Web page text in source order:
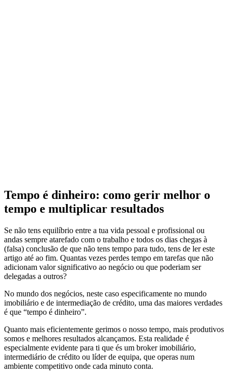
Tempo é dinheiro: como gerir melhor o
tempo e multiplicar resultados
Se não tens equilíbrio entre a tua vida pessoal e profissional ou
andas sempre atarefado com o trabalho e todos os dias chegas à
(falsa) conclusão de que não tens tempo para tudo, tens de ler este
artigo até ao fim. Quantas vezes perdes tempo em tarefas que não
adicionam valor significativo ao negócio ou que poderiam ser
delegadas a outros?
No mundo dos negócios, neste caso especificamente no mundo
imobiliário e de intermediação de crédito, uma das maiores verdades
é que “tempo é dinheiro”.
Quanto mais eficientemente gerimos o nosso tempo, mais produtivos
somos e melhores resultados alcançamos. Esta realidade é
especialmente evidente para ti que és um broker imobiliário,
intermediário de crédito ou líder de equipa, que operas num
ambiente competitivo onde cada minuto conta.